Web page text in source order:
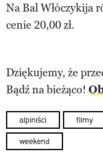
Na Bal Włóczykija
cenie 20,00 zł.
Dziękujemy, że
Bądź na bieżąco!
alpiniści filmy
weekend